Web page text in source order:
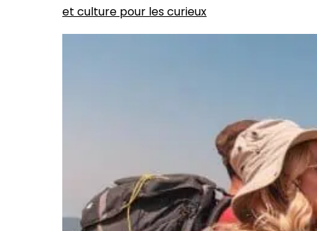
et culture pour les curieux